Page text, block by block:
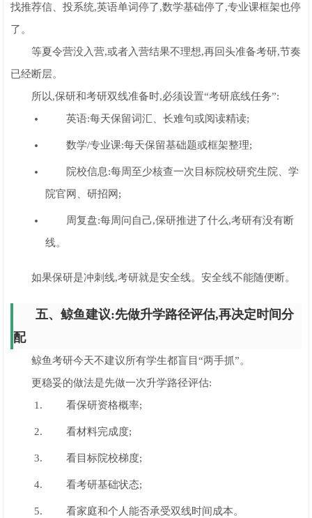
找推荐信、投系统,英语单词停了,数学基础停了,专业课框架也停
了。
等夏令营没入营,或者入营结果不理想,再回头准备考研,节奏
已经断层。
所以,保研和考研双线准备时,必须设置“考研底线任务”:
英语:每天保留词汇、长难句或阅读精读;
数学/专业课:每天保留基础题或框架整理;
院校信息:每周至少核查一次目标院校研究生院、学
院官网、研招网;
周复盘:每周问自己,保研推进了什么,考研有没有断
线。
如果保研是冲刺线,考研就是安全线。安全线不能随便断。
五、鲸鱼建议:先做升学路径评估,再决定时间分
配
鲸鱼考研今天不建议所有学生都盲目“两手抓”。
更稳妥的做法是先做一次升学路径评估:
看保研资格概率;
看材料完成度;
看目标院校梯度;
看考研基础状态;
看家庭和个人能否承受双线时间成本。